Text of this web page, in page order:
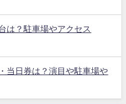
は？駐車場やアクセス
当日券は？演目や駐車場や